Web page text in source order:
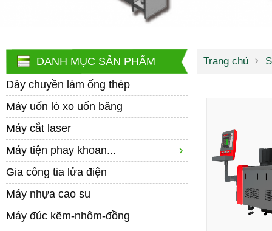
DANH MỤC SẢN PHẨM
Dây chuyền làm ống thép
Máy uốn lò xo uốn băng
Máy cắt laser
Máy tiện phay khoan...
Gia công tia lửa điện
Máy nhựa cao su
Máy đúc kẽm-nhôm-đồng
Trang chủ